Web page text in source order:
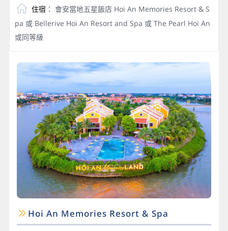
住宿 ： 會安當地五星飯店 Hoi An Memories Resort & S
pa 或 Bellerive Hoi An Resort and Spa 或 The Pearl Hoi An
或同等級
Hoi An Memories Resort & Spa